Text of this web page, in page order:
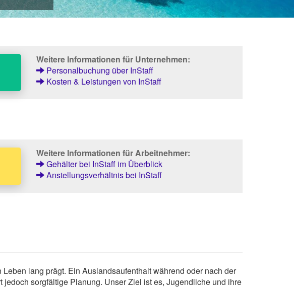
Weitere Informationen für Unternehmen:
Personalbuchung über InStaff
Kosten & Leistungen von InStaff
Weitere Informationen für Arbeitnehmer:
Gehälter bei InStaff im Überblick
Anstellungsverhältnis bei InStaff
lang prägt. Ein Auslandsaufenthalt während oder nach der
sorgfältige Planung. Unser Ziel ist es, Jugendliche und ihre